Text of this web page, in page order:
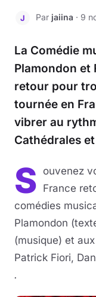
J Par jaiina · 9
La Comédie
Plamondon et
retour pour
tournée en
vibrer au
Cathédrales
S ouvenez
France
comédies
Plamondon
(musique) et
Patrick Fiori,
.